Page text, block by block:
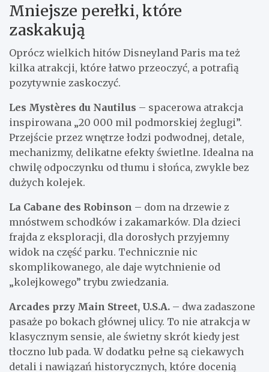
Mniejsze perełki, które
zaskakują
Oprócz wielkich hitów Disneyland Paris ma też
kilka atrakcji, które łatwo przeoczyć, a potrafią
pozytywnie zaskoczyć.
Les Mystères du Nautilus – spacerowa atrakcja
inspirowana „20 000 mil podmorskiej żeglugi”.
Przejście przez wnętrze łodzi podwodnej, detale,
mechanizmy, delikatne efekty świetlne. Idealna na
chwilę odpoczynku od tłumu i słońca, zwykle bez
dużych kolejek.
La Cabane des Robinson – dom na drzewie z
mnóstwem schodków i zakamarków. Dla dzieci
frajda z eksploracji, dla dorosłych przyjemny
widok na część parku. Technicznie nic
skomplikowanego, ale daje wytchnienie od
„kolejkowego” trybu zwiedzania.
Arcades przy Main Street, U.S.A. – dwa zadaszone
pasaże po bokach głównej ulicy. To nie atrakcja w
klasycznym sensie, ale świetny skrót kiedy jest
tłoczno lub pada. W dodatku pełne są ciekawych
detali i nawiązań historycznych, które docenią